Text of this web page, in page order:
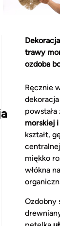
trawy
ozdoba
Ręcznie
powstała
morskiej
kształt,
miękko
włókna
Ozdobny